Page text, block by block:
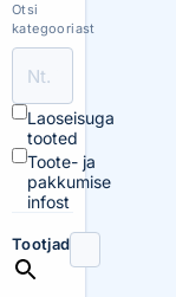
Otsi
kategooriast
Laoseisuga
tooted
Toote- ja
pakkumise
infost
Tootjad